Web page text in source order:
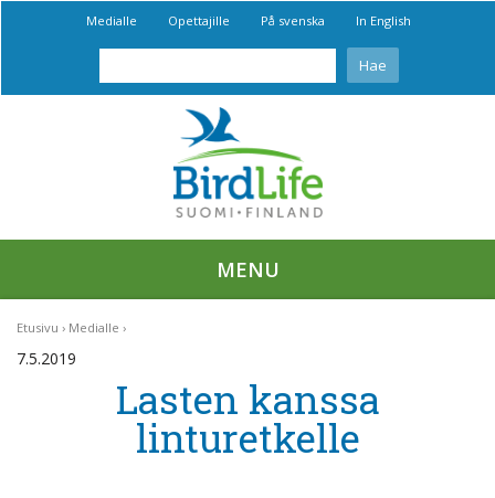
Medialle Opettajille På svenska In English
MENU
Etusivu Medialle
7.5.2019
Lasten kanssa
linturetkelle